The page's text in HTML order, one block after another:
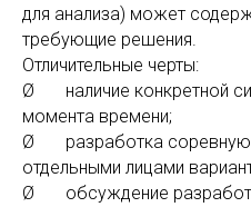
для анализа) может
требующие решения.
Отличительные черты:
Ø наличие конкретной
момента времени;
Ø разработка
отдельными лицами
Ø обсуждение